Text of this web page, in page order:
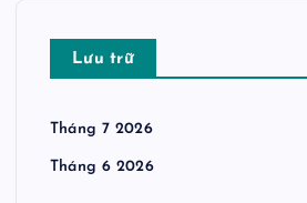
Lưu trữ
Tháng 7 2026
Tháng 6 2026